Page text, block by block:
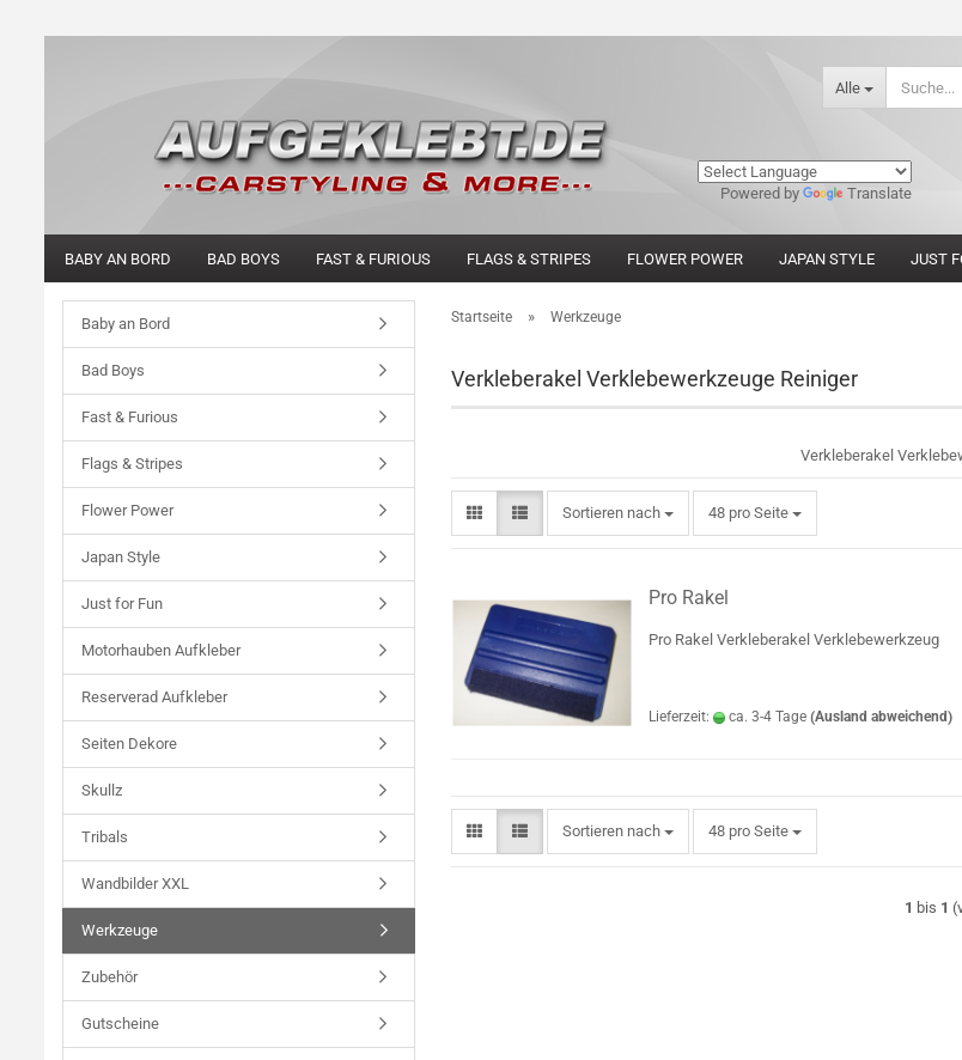
Alle
Powered by Translate
BABY AN BORD BAD BOYS FAST & FURIOUS FLAGS & STRIPES FLOWER POWER JAPAN STYLE JUST
Startseite » Werkzeuge
Verkleberakel Verklebewerkzeuge Reiniger
Verkleberakel
Sortieren nach
Sortieren nach 48 pro Seite
pro Seite
Pro Rakel
Pro Rakel Verkleberakel Verklebewerkzeug
Lieferzeit: ca. 3-4 Tage (Ausland abweichend)
Sortieren nach
Sortieren nach 48 pro Seite
pro Seite
1 bis 1
Baby an Bord
Bad Boys
Fast & Furious
Flags & Stripes
Flower Power
Japan Style
Just for Fun
Motorhauben Aufkleber
Reserverad Aufkleber
Seiten Dekore
Skullz
Tribals
Wandbilder XXL
Werkzeuge
Zubehör
Gutscheine